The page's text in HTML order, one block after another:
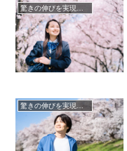
驚きの伸びを実現｜先輩列伝